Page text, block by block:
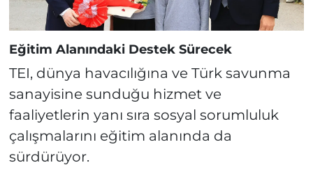
Eğitim Alanındaki Destek Sürecek
TEI, dünya havacılığına ve Türk savunma
sanayisine sunduğu hizmet ve
faaliyetlerin yanı sıra sosyal sorumluluk
çalışmalarını eğitim alanında da
sürdürüyor.